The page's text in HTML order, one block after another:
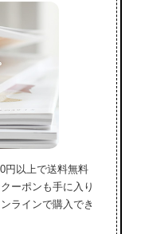
円以上で送料無料
ーポンも手に入り
ラインで購入でき